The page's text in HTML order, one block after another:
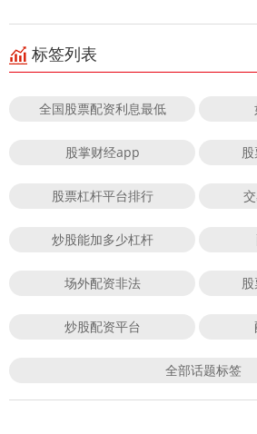
标签列表
全国股票配资利息最低
股掌财经app
股票杠杆平台排行
炒股能加多少杠杆
场外配资非法
炒股配资平台
全部话题标签